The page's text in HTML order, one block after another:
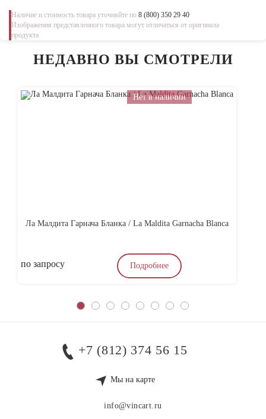
Наличие и стоимость товара уточняйте по 8 (800) 350 29 40
Изображения представленного товара могут отличаться от оригинала
продукта
НЕДАВНО ВЫ СМОТРЕЛИ
Нет в наличии
Ла Малдита Гарнача Бланка / La Maldita Garnacha Blanca
по запросу Подробнее
+7 (812) 374 56 15
Мы на карте
info@vincart.ru